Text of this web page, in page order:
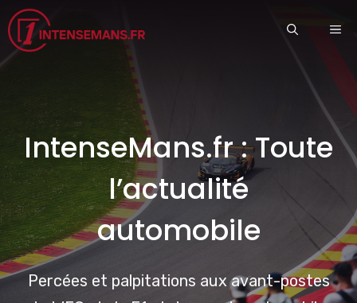
Aller
au
contenu
IntenseMans.fr : Toute
l’actualité
automobile
Percées et palpitations aux avant-postes